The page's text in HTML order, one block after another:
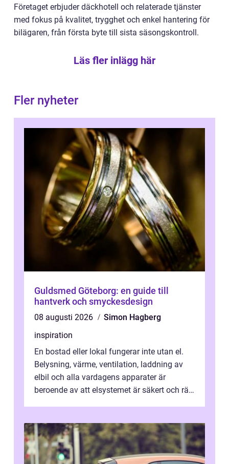
Företaget erbjuder däckhotell och relaterade tjänster
med fokus på kvalitet, trygghet och enkel hantering för
bilägaren, från första byte till sista säsongskontroll.
Läs fler inlägg här
Fler nyheter
Guldsmed Göteborg: en guide till
hantverk och smyckesdesign
08 augusti 2026
Simon Hagberg
inspiration
En bostad eller lokal fungerar inte utan el.
Belysning, värme, ventilation, laddning av
elbil och alla vardagens apparater är
beroende av att elsystemet är säkert och rätt